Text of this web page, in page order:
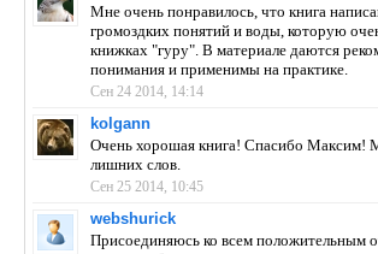
Мне очень понравилось, что книга
громоздких понятий и воды, которую
книжках "гуру". В материале даются
понимания и применимы на практике.
Сен 24 2014, 14:14
kolgann
Очень хорошая книга! Спасибо Максим!
лишних слов.
Сен 25 2014, 10:45
webshurick
Присоединяюсь ко всем положительным